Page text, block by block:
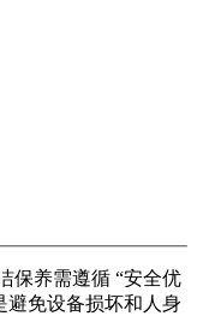
保养需遵循 “安全优
避免设备损坏和人身